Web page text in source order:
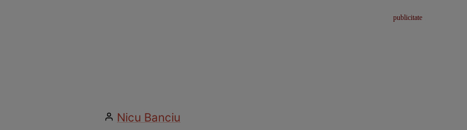
Nicu Banciu